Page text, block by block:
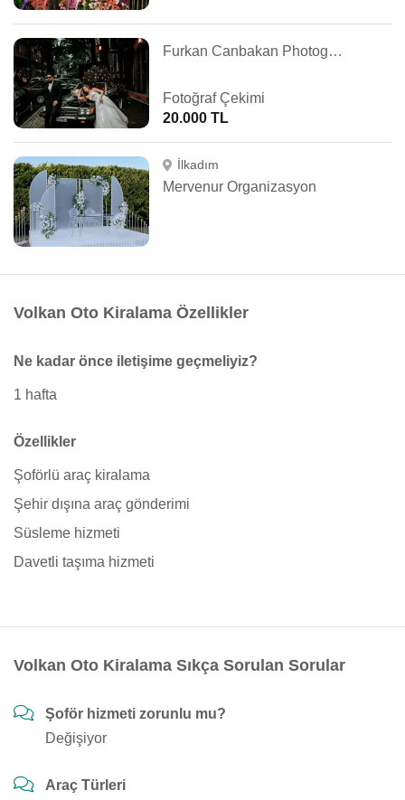
Furkan Canbakan Photography
Fotoğraf Çekimi
20.000 TL
İlkadım
Mervenur Organizasyon
Volkan Oto Kiralama Özellikler
Ne kadar önce iletişime geçmeliyiz?
1 hafta
Özellikler
Şoförlü araç kiralama
Şehir dışına araç gönderimi
Süsleme hizmeti
Davetli taşıma hizmeti
Volkan Oto Kiralama Sıkça Sorulan Sorular
Şoför hizmeti zorunlu mu?
Değişiyor
Araç Türleri